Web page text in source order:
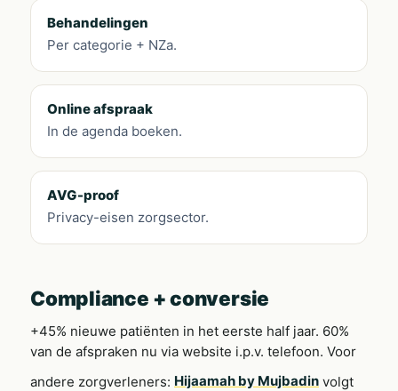
Behandelingen
Per categorie + NZa.
Online afspraak
In de agenda boeken.
AVG-proof
Privacy-eisen zorgsector.
Compliance + conversie
+45% nieuwe patiënten in het eerste half jaar. 60%
van de afspraken nu via website i.p.v. telefoon. Voor
andere zorgverleners: Hijaamah by Mujbadin volgt